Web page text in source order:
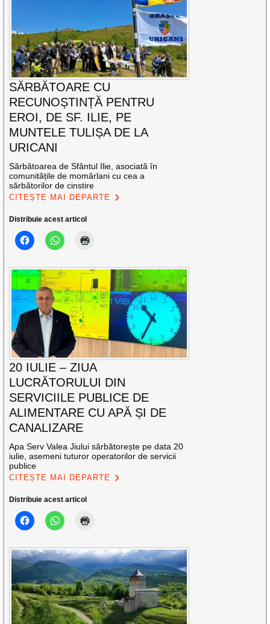
SĂRBĂTOARE CU
RECUNOȘTINȚĂ PENTRU
EROI, DE SF. ILIE, PE
MUNTELE TULIȘA DE LA
URICANI
Sărbătoarea de Sfântul Ilie, asociată în
comunitățile de momârlani cu cea a
sărbătorilor de cinstire
CITEȘTE MAI DEPARTE
Distribuie acest articol
20 IULIE – ZIUA
LUCRĂTORULUI DIN
SERVICIILE PUBLICE DE
ALIMENTARE CU APĂ ȘI DE
CANALIZARE
Apa Serv Valea Jiului sărbătorește pe data 20
iulie, asemeni tuturor operatorilor de servicii
publice
CITEȘTE MAI DEPARTE
Distribuie acest articol